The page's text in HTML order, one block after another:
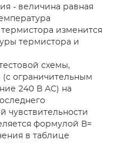
- величина равная
изменится
термистора и
схемы,
ограничительным
240 В АС) на
чувствительности
формулой В=
в таблице